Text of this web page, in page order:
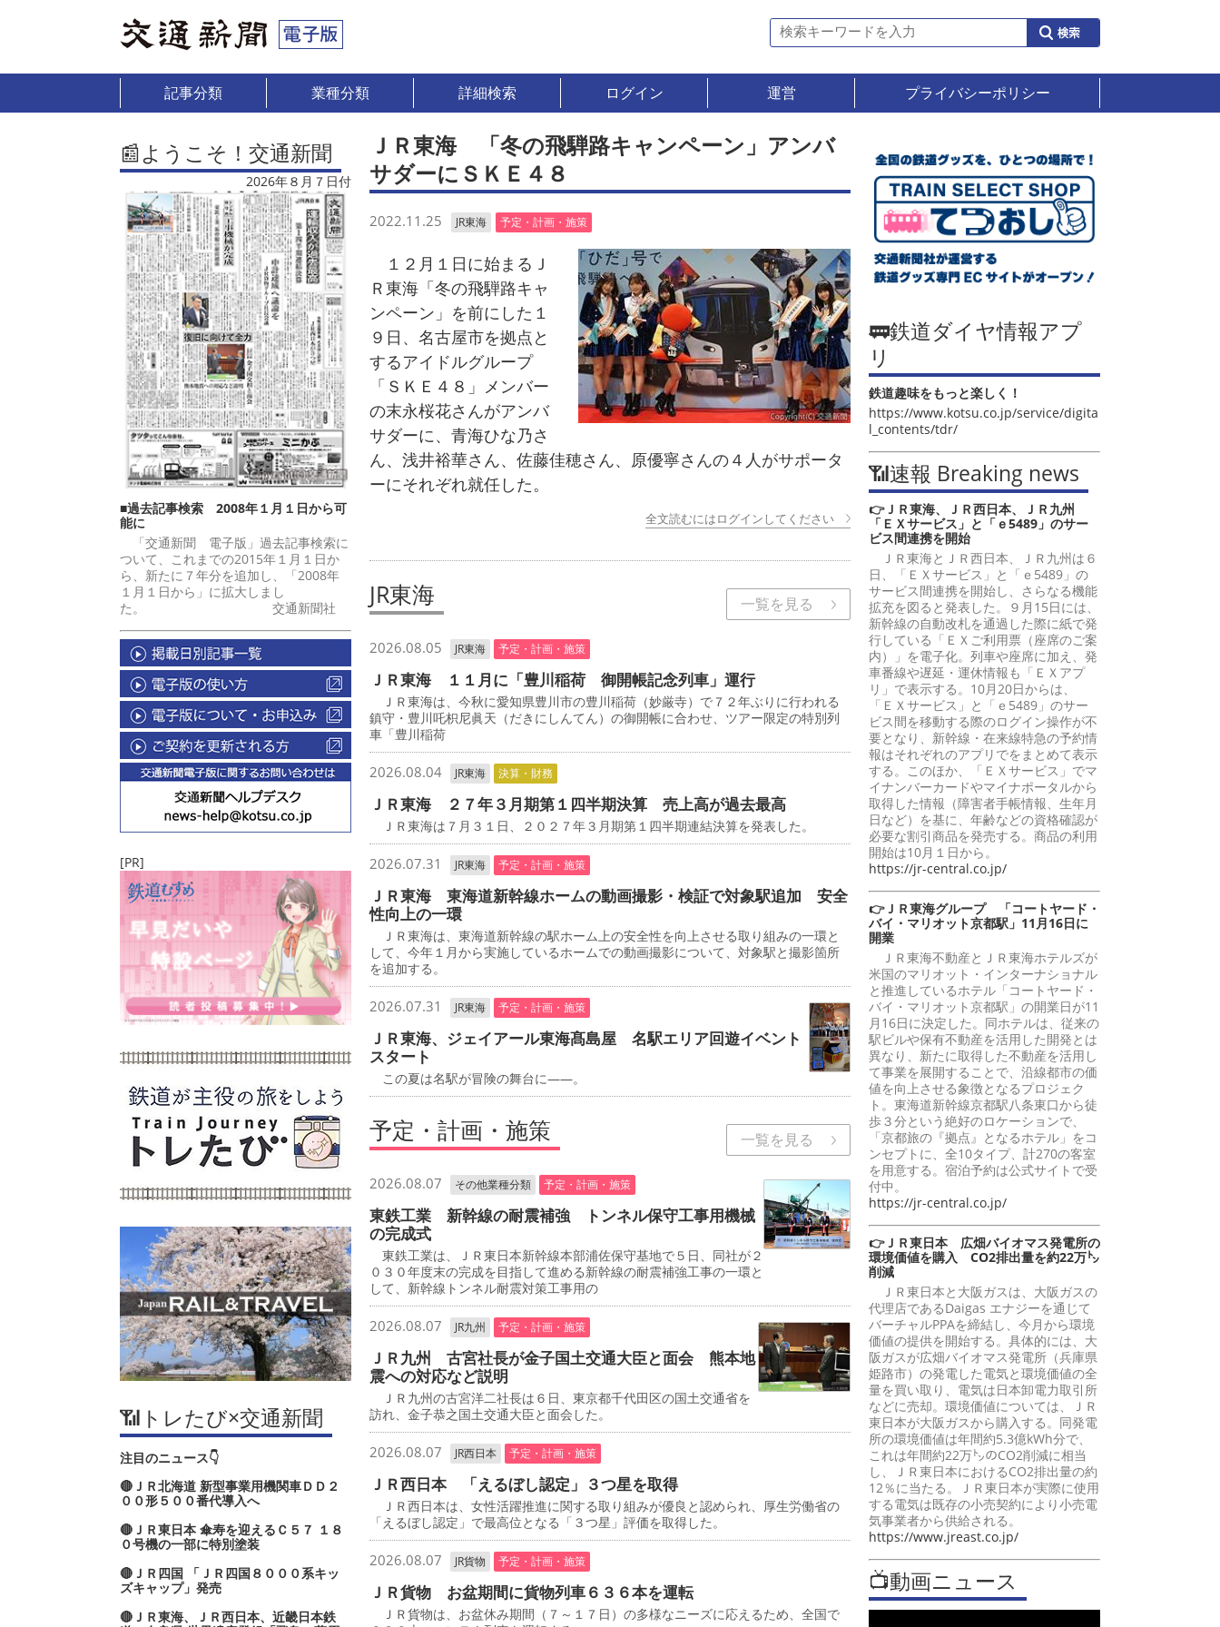
記事分類 業種分類 詳細検索 ログイン 運営 プライバシーポリシー
📰ようこそ！交通新聞
2026年８月７日付
■過去記事検索 2008年１月１日から可
能に
「交通新聞 電子版」過去記事検索に
ついて、これまでの2015年１月１日か
ら、新たに７年分を追加し、「2008年
１月１日から」に拡大しまし
た。 交通新聞社
[PR]
📶トレたび×交通新聞
注目のニュース👇
🔴ＪＲ北海道 新型事業用機関車ＤＤ２
００形５００番代導入へ
🔴ＪＲ東日本 傘寿を迎えるＣ５７ １８
０号機の一部に特別塗装
🔴ＪＲ四国 「ＪＲ四国８０００系キッ
ズキャップ」発売
🔴ＪＲ東海、ＪＲ西日本、近畿日本鉄
ＪＲ東海 「冬の飛騨路キャンペーン」アンバ
サダーにＳＫＥ４８
2022.11.25 JR東海 予定・計画・施策
１２月１日に始まるＪ
Ｒ東海「冬の飛騨路キャ
ンペーン」を前にした１
９日、名古屋市を拠点と
するアイドルグループ
「ＳＫＥ４８」メンバー
の末永桜花さんがアンバ
サダーに、青海ひな乃さ
ん、浅井裕華さん、佐藤佳穂さん、原優寧さんの４人がサポータ
ーにそれぞれ就任した。
全文読むにはログインしてください
JR東海 一覧を見る
2026.08.05 JR東海 予定・計画・施策
ＪＲ東海 １１月に「豊川稲荷 御開帳記念列車」運行
ＪＲ東海は、今秋に愛知県豊川市の豊川稲荷（妙厳寺）で７２年ぶりに行われる
鎮守・豊川吒枳尼眞天（だきにしんてん）の御開帳に合わせ、ツアー限定の特別列
車「豊川稲荷
2026.08.04 JR東海 決算・財務
ＪＲ東海 ２７年３月期第１四半期決算 売上高が過去最高
ＪＲ東海は７月３１日、２０２７年３月期第１四半期連結決算を発表した。
2026.07.31 JR東海 予定・計画・施策
ＪＲ東海 東海道新幹線ホームの動画撮影・検証で対象駅追加 安全
性向上の一環
ＪＲ東海は、東海道新幹線の駅ホーム上の安全性を向上させる取り組みの一環と
して、今年１月から実施しているホームでの動画撮影について、対象駅と撮影箇所
を追加する。
2026.07.31 JR東海 予定・計画・施策
ＪＲ東海、ジェイアール東海髙島屋 名駅エリア回遊イベント
スタート
この夏は名駅が冒険の舞台に――。
予定・計画・施策 一覧を見る
2026.08.07 その他業種分類 予定・計画・施策
東鉄工業 新幹線の耐震補強 トンネル保守工事用機械
の完成式
東鉄工業は、ＪＲ東日本新幹線本部浦佐保守基地で５日、同社が２
０３０年度末の完成を目指して進める新幹線の耐震補強工事の一環と
して、新幹線トンネル耐震対策工事用の
2026.08.07 JR九州 予定・計画・施策
ＪＲ九州 古宮社長が金子国土交通大臣と面会 熊本地
震への対応など説明
ＪＲ九州の古宮洋二社長は６日、東京都千代田区の国土交通省を
訪れ、金子恭之国土交通大臣と面会した。
2026.08.07 JR西日本 予定・計画・施策
ＪＲ西日本 「えるぼし認定」３つ星を取得
ＪＲ西日本は、女性活躍推進に関する取り組みが優良と認められ、厚生労働省の
「えるぼし認定」で最高位となる「３つ星」評価を取得した。
2026.08.07 JR貨物 予定・計画・施策
ＪＲ貨物 お盆期間に貨物列車６３６本を運転
ＪＲ貨物は、お盆休み期間（７～１７日）の多様なニーズに応えるため、全国で
🚃鉄道ダイヤ情報アプ
リ
鉄道趣味をもっと楽しく！
https://www.kotsu.co.jp/service/digita
l_contents/tdr/
📶速報 Breaking news
👉ＪＲ東海、ＪＲ西日本、ＪＲ九州
「ＥＸサービス」と「ｅ5489」のサー
ビス間連携を開始
ＪＲ東海とＪＲ西日本、ＪＲ九州は６
日、「ＥＸサービス」と「ｅ5489」の
サービス間連携を開始し、さらなる機能
拡充を図ると発表した。９月15日には、
新幹線の自動改札を通過した際に紙で発
行している「ＥＸご利用票（座席のご案
内）」を電子化。列車や座席に加え、発
車番線や遅延・運休情報も「ＥＸアプ
リ」で表示する。10月20日からは、
「ＥＸサービス」と「ｅ5489」のサー
ビス間を移動する際のログイン操作が不
要となり、新幹線・在来線特急の予約情
報はそれぞれのアプリでをまとめて表示
する。このほか、「ＥＸサービス」でマ
イナンバーカードやマイナポータルから
取得した情報（障害者手帳情報、生年月
日など）を基に、年齢などの資格確認が
必要な割引商品を発売する。商品の利用
開始は10月１日から。
https://jr-central.co.jp/
👉ＪＲ東海グループ 「コートヤード・
バイ・マリオット京都駅」11月16日に
開業
ＪＲ東海不動産とＪＲ東海ホテルズが
米国のマリオット・インターナショナル
と推進しているホテル「コートヤード・
バイ・マリオット京都駅」の開業日が11
月16日に決定した。同ホテルは、従来の
駅ビルや保有不動産を活用した開発とは
異なり、新たに取得した不動産を活用し
て事業を展開することで、沿線都市の価
値を向上させる象徴となるプロジェク
ト。東海道新幹線京都駅八条東口から徒
歩３分という絶好のロケーションで、
「京都旅の『拠点』となるホテル」をコ
ンセプトに、全10タイプ、計270の客室
を用意する。宿泊予約は公式サイトで受
付中。
https://jr-central.co.jp/
👉ＪＲ東日本 広畑バイオマス発電所の
環境価値を購入 CO2排出量を約22万㌧
削減
ＪＲ東日本と大阪ガスは、大阪ガスの
代理店であるDaigas エナジーを通じて
バーチャルPPAを締結し、今月から環境
価値の提供を開始する。具体的には、大
阪ガスが広畑バイオマス発電所（兵庫県
姫路市）の発電した電気と環境価値の全
量を買い取り、電気は日本卸電力取引所
などに売却。環境価値については、ＪＲ
東日本が大阪ガスから購入する。同発電
所の環境価値は年間約5.3億kWh分で、
これは年間約22万㌧のCO2削減に相当
し、ＪＲ東日本におけるCO2排出量の約
12％に当たる。ＪＲ東日本が実際に使用
する電気は既存の小売契約により小売電
気事業者から供給される。
https://www.jreast.co.jp/
📺動画ニュース